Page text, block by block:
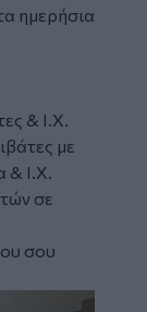
ημερήσια
& Ι.Χ.
με
& Ι.Χ.
σε
σου